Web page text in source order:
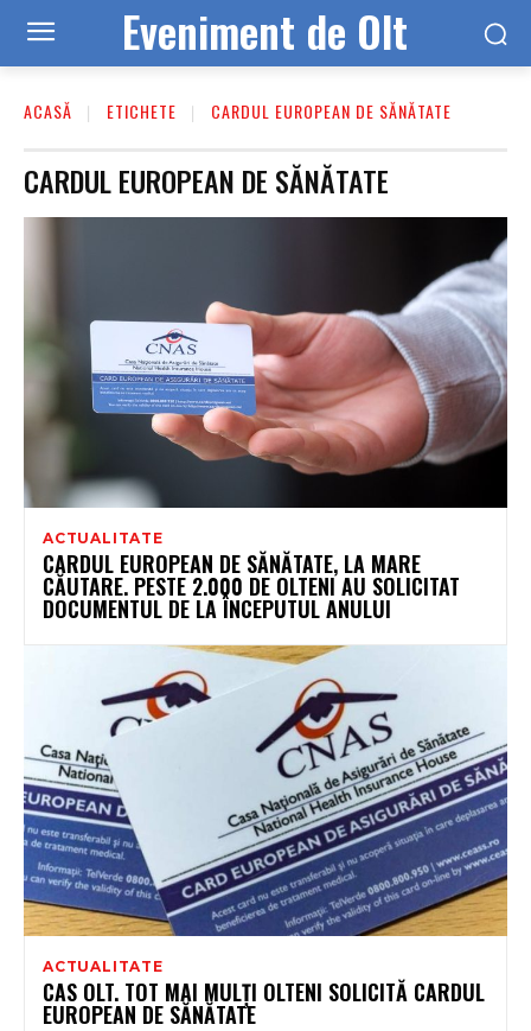
Eveniment de Olt
ACASĂ ETICHETE CARDUL EUROPEAN DE SĂNĂTATE
CARDUL EUROPEAN DE SĂNĂTATE
ACTUALITATE
CARDUL EUROPEAN DE SĂNĂTATE, LA MARE
CĂUTARE. PESTE 2.000 DE OLTENI AU SOLICITAT
DOCUMENTUL DE LA ÎNCEPUTUL ANULUI
ACTUALITATE
CAS OLT. TOT MAI MULȚI OLTENI SOLICITĂ CARDUL
EUROPEAN DE SĂNĂTATE